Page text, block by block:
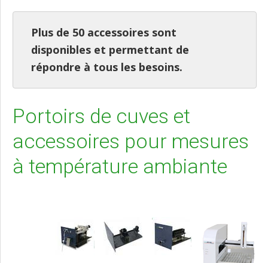
Plus de 50 accessoires sont
disponibles et permettant de
répondre à tous les besoins.
Portoirs de cuves et
accessoires pour mesures
à température ambiante